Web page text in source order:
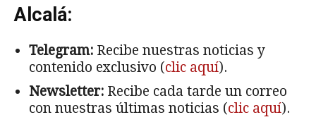
Alcalá:
Telegram: Recibe nuestras noticias y
contenido exclusivo (clic aquí).
Newsletter: Recibe cada tarde un correo
con nuestras últimas noticias (clic aquí).